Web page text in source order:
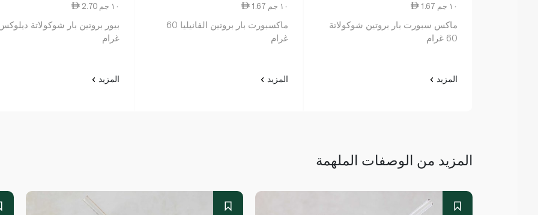
1.67 ١٠ جم
ماكس سبورت بار بروتين شوكولاتة
60 غرام
المزيد
1.67 ١٠ جم
ماكسبورت بار بروتين الفانيليا 60
غرام
المزيد
2.70 ١٠ جم
غرام
المزيد
المزيد من الوصفات الملهمة